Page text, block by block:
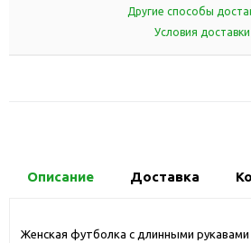
Другие способы
Условия доставки
Описание Доставка
Женская футболка с длинными